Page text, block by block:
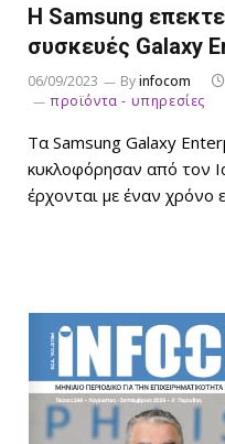
H Samsung
συσκευές Galaxy
06/09/2023 Byinfocom
προϊόντα - υπηρεσίες
Τα Samsung Galaxy
κυκλοφόρησαν από τον
έρχονται με έναν χρόνο